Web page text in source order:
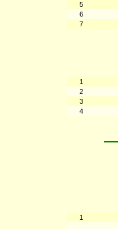
5
6
7
1
2
3
4
1